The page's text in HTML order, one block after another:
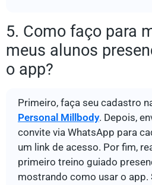
5. Como faço para
meus alunos
o app?
Primeiro, faça seu cadastro
Personal Millbody. Depois,
convite via WhatsApp para
um link de acesso. Por fim,
primeiro treino guiado
mostrando como usar o app.